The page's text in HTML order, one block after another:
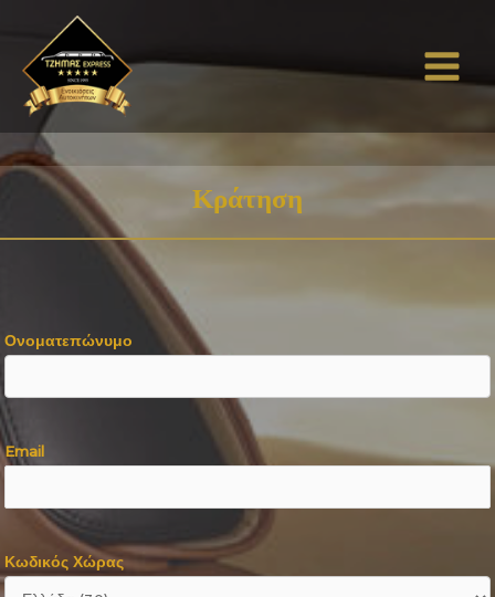
Κράτηση
Ονοματεπώνυμο
Email
Κωδικός Χώρας